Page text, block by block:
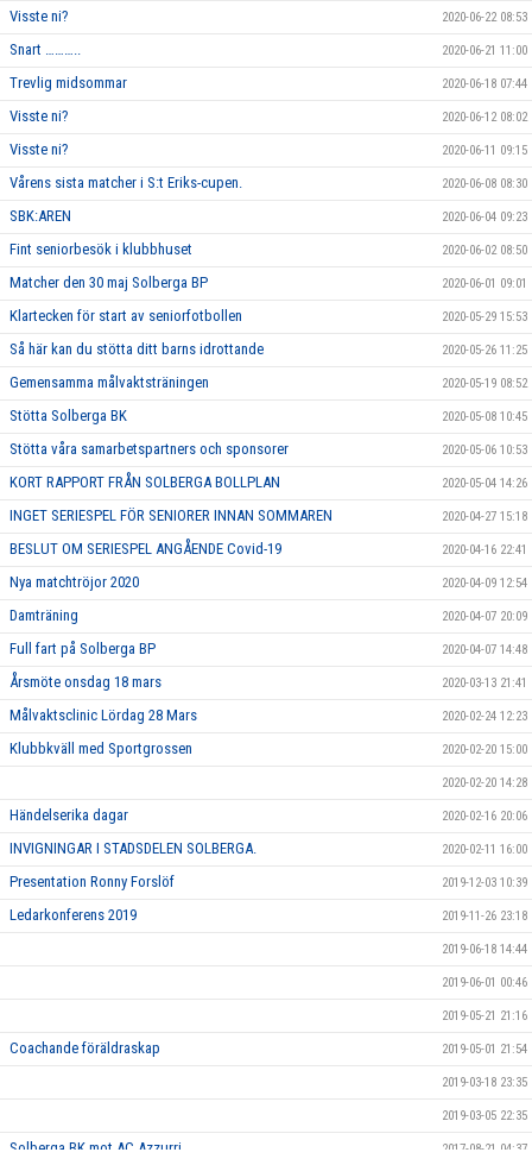
Visste ni? 2020-06-22 08:53
Snart ……….. 2020-06-21 11:00
Trevlig midsommar 2020-06-18 07:44
Visste ni? 2020-06-12 08:02
Visste ni? 2020-06-11 09:15
Vårens sista matcher i S:t Eriks-cupen. 2020-06-08 08:30
SBK:AREN 2020-06-04 09:23
Fint seniorbesök i klubbhuset 2020-06-02 08:50
Matcher den 30 maj Solberga BP 2020-06-01 09:01
Klartecken för start av seniorfotbollen 2020-05-29 15:53
Så här kan du stötta ditt barns idrottande 2020-05-26 11:25
Gemensamma målvaktsträningen 2020-05-19 08:52
Stötta Solberga BK 2020-05-08 10:45
Stötta våra samarbetspartners och sponsorer 2020-05-06 10:53
KORT RAPPORT FRÅN SOLBERGA BOLLPLAN 2020-05-04 14:26
INGET SERIESPEL FÖR SENIORER INNAN SOMMAREN 2020-04-27 15:18
BESLUT OM SERIESPEL ANGÅENDE Covid-19 2020-04-16 22:41
Nya matchtröjor 2020 2020-04-09 12:54
Damträning 2020-04-07 20:09
Full fart på Solberga BP 2020-04-07 14:48
Årsmöte onsdag 18 mars 2020-03-13 21:41
Målvaktsclinic Lördag 28 Mars 2020-02-24 12:23
Klubbkväll med Sportgrossen 2020-02-20 15:00
2020-02-20 14:28
Händelserika dagar 2020-02-16 20:06
INVIGNINGAR I STADSDELEN SOLBERGA. 2020-02-11 16:00
Presentation Ronny Forslöf 2019-12-03 10:39
Ledarkonferens 2019 2019-11-26 23:18
2019-06-18 14:44
2019-06-01 00:46
2019-05-21 21:16
Coachande föräldraskap 2019-05-01 21:54
2019-03-18 23:35
2019-03-05 22:35
Solberga BK mot AC Azzurri 2017-08-21 04:37